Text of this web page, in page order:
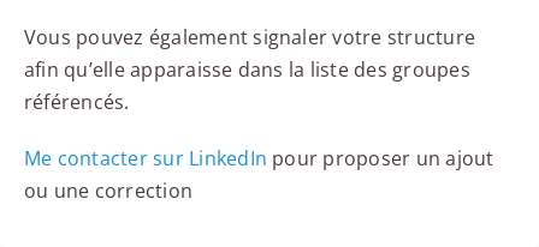
Vous pouvez également signaler votre structure
afin qu’elle apparaisse dans la liste des groupes
référencés.
Me contacter sur LinkedIn pour proposer un ajout
ou une correction